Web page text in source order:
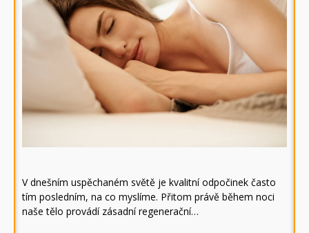
V dnešním uspěchaném světě je kvalitní odpočinek často
tím posledním, na co myslíme. Přitom právě během noci
naše tělo provádí zásadní regenerační…